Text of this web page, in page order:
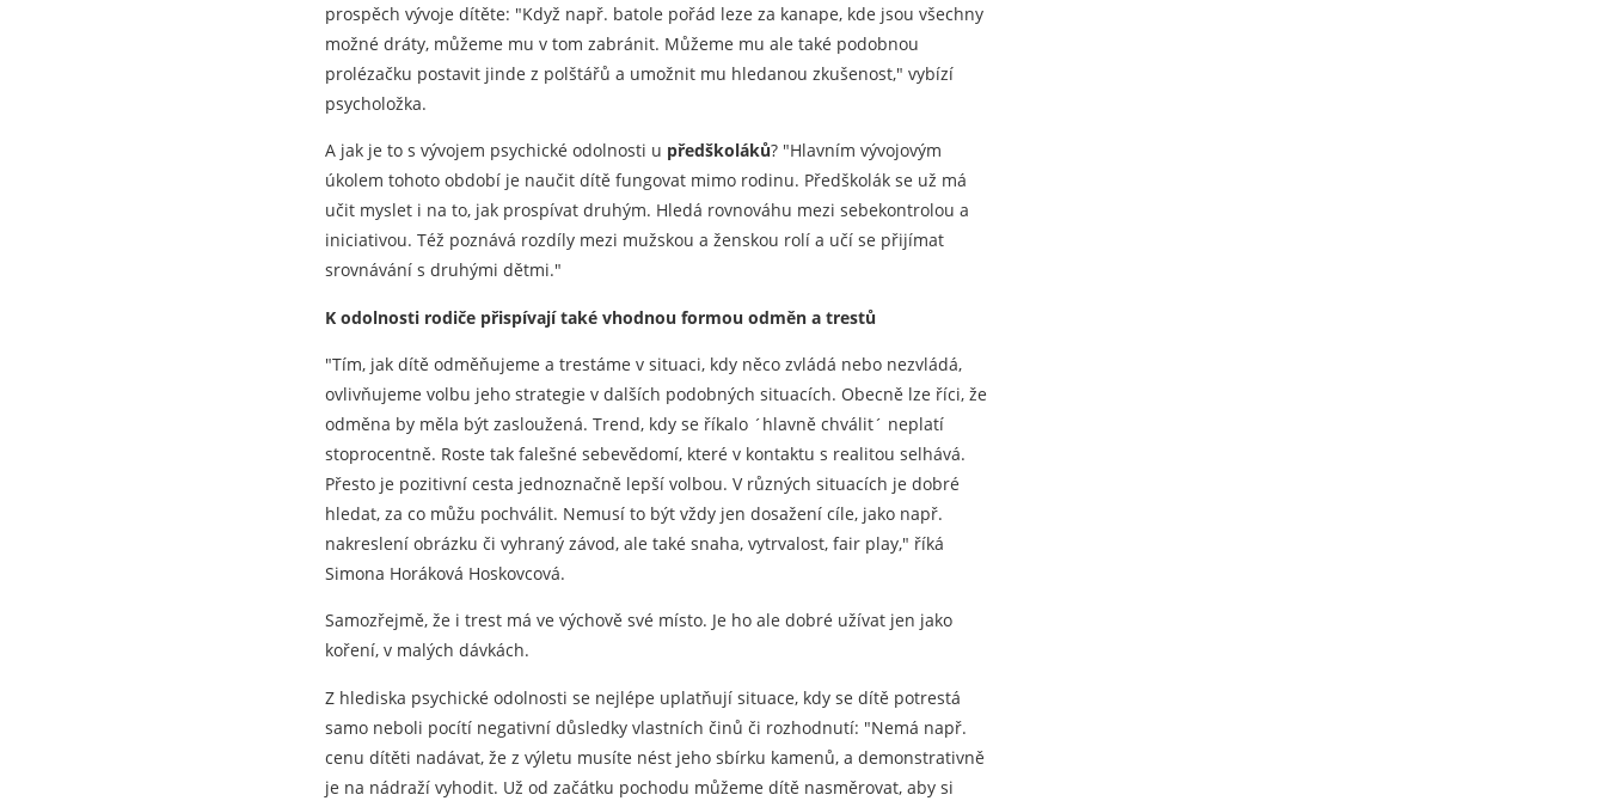
prospěch vývoje dítěte: "Když např. batole pořád leze za kanape, kde jsou všechny
možné dráty, můžeme mu v tom zabránit. Můžeme mu ale také podobnou
prolézačku postavit jinde z polštářů a umožnit mu hledanou zkušenost," vybízí
psycholožka.
A jak je to s vývojem psychické odolnosti u předškoláků? "Hlavním vývojovým
úkolem tohoto období je naučit dítě fungovat mimo rodinu. Předškolák se už má
učit myslet i na to, jak prospívat druhým. Hledá rovnováhu mezi sebekontrolou a
iniciativou. Též poznává rozdíly mezi mužskou a ženskou rolí a učí se přijímat
srovnávání s druhými dětmi."
K odolnosti rodiče přispívají také vhodnou formou odměn a trestů
"Tím, jak dítě odměňujeme a trestáme v situaci, kdy něco zvládá nebo nezvládá,
ovlivňujeme volbu jeho strategie v dalších podobných situacích. Obecně lze říci, že
odměna by měla být zasloužená. Trend, kdy se říkalo ´hlavně chválit´ neplatí
stoprocentně. Roste tak falešné sebevědomí, které v kontaktu s realitou selhává.
Přesto je pozitivní cesta jednoznačně lepší volbou. V různých situacích je dobré
hledat, za co můžu pochválit. Nemusí to být vždy jen dosažení cíle, jako např.
nakreslení obrázku či vyhraný závod, ale také snaha, vytrvalost, fair play," říká
Simona Horáková Hoskovcová.
Samozřejmě, že i trest má ve výchově své místo. Je ho ale dobré užívat jen jako
koření, v malých dávkách.
Z hlediska psychické odolnosti se nejlépe uplatňují situace, kdy se dítě potrestá
samo neboli pocítí negativní důsledky vlastních činů či rozhodnutí: "Nemá např.
cenu dítěti nadávat, že z výletu musíte nést jeho sbírku kamenů, a demonstrativně
je na nádraží vyhodit. Už od začátku pochodu můžeme dítě nasměrovat, aby si